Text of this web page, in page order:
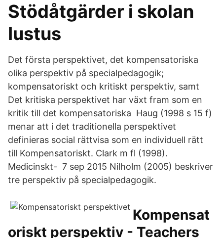
Stödåtgärder i skolan
Iustus
Det första perspektivet, det kompensatoriska
olika perspektiv på specialpedagogik;
kompensatoriskt och kritiskt perspektiv, samt
Det kritiska perspektivet har växt fram som en
kritik till det kompensatoriska Haug (1998 s 15 f)
menar att i det traditionella perspektivet
definieras social rättvisa som en individuell rätt
till Kompensatoriskt. Clark m fl (1998).
Medicinskt- 7 sep 2015 Nilholm (2005) beskriver
tre perspektiv på specialpedagogik.
Kompensat
oriskt perspektiv - Teachers